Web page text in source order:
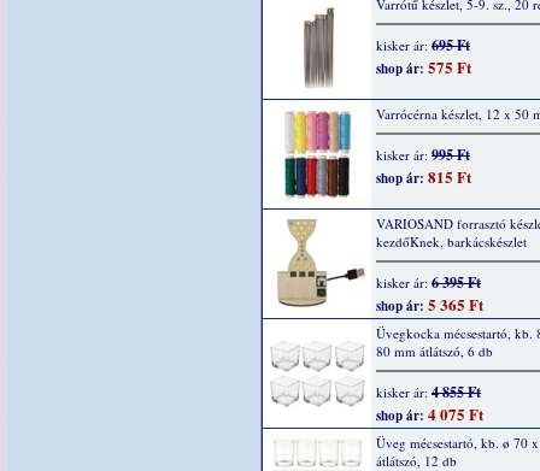
Varrótű készlet, 5-9. sz., 20
kisker ár: 695 Ft
shop ár: 575 Ft
Varrócérna készlet, 12 x 50
kisker ár: 995 Ft
shop ár: 815 Ft
VARIOSAND forrasztó
kezdőKnek, barkácskészlet
kisker ár: 6 395 Ft
shop ár: 5 365 Ft
Üvegkocka mécsestartó, kb.
80 mm átlátszó, 6 db
kisker ár: 4 855 Ft
shop ár: 4 075 Ft
Üveg mécsestartó, kb. ø 70
átlátszó, 12 db